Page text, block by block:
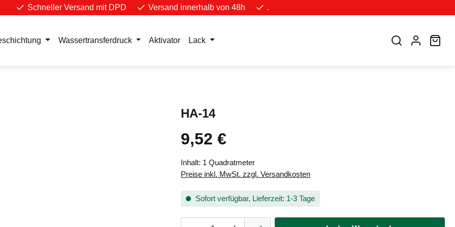
Schneller Versand mit DPD Versand innerhalb von 48h .
Wassertransferdruck Aktivator Lack
HA-14
Regulärer Preis:
9,52 €
Inhalt: 1 Quadratmeter
Preise inkl. MwSt. zzgl. Versandkosten
Sofort verfügbar, Lieferzeit: 1-3 Tage